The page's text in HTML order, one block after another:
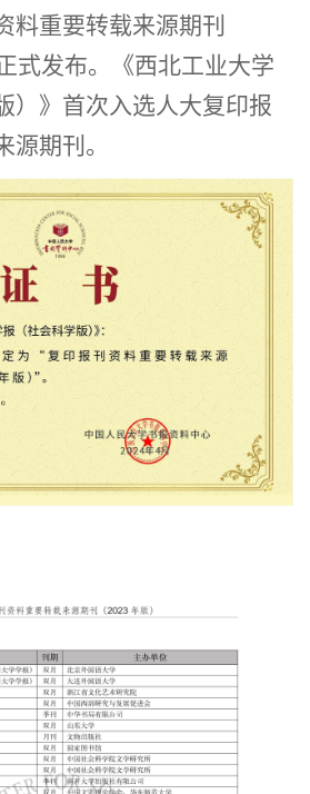
料重要转载来源期刊
式发布。
《西北工业大学
）》 首次 入选人大复印报
源期刊 。